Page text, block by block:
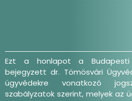
Ezt a honlapot a Budapesti
bejegyzett dr. Tömösvári
ügyvédekre vonatkozó
szabályzatok szerint, melyek az